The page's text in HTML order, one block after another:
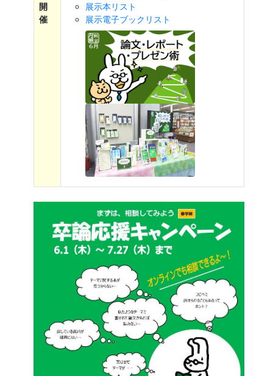
開
催
展示本リスト
展示電子ブックリスト